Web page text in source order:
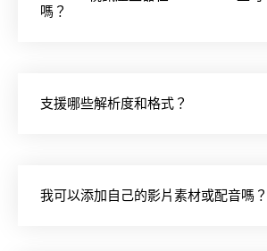
嗎？
支援哪些解析度和格式？
我可以添加自己的影片素材或配音嗎？